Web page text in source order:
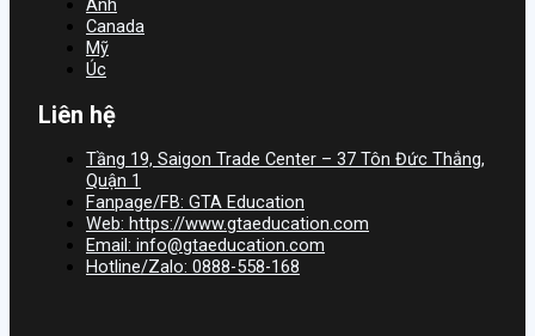
Anh
Canada
Mỹ
Úc
Liên hệ
Tầng 19, Saigon Trade Center – 37 Tôn Đức Thắng,
Quận 1
Fanpage/FB: GTA Education
Web: https://www.gtaeducation.com
Email: info@gtaeducation.com
Hotline/Zalo: 0888-558-168